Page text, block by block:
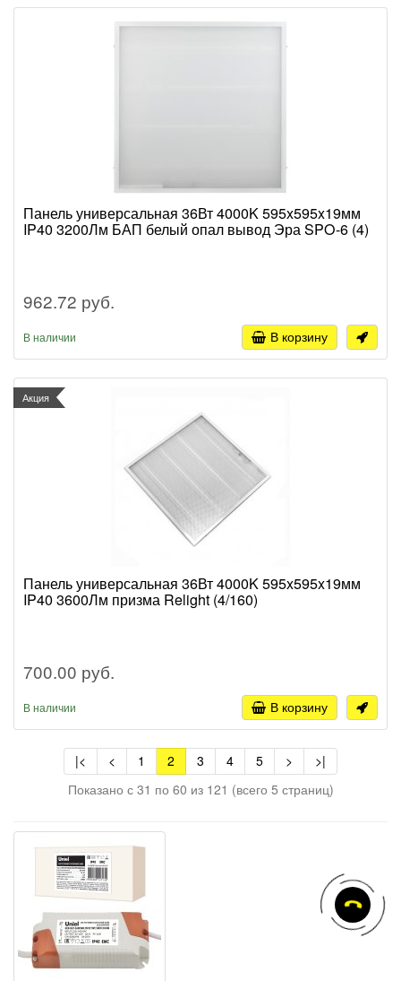
Панель универсальная 36Вт 4000K 595x595x19мм
IP40 3200Лм БАП белый опал вывод Эра SPO-6 (4)
962.72 руб.
В наличии В корзину
Акция
Панель универсальная 36Вт 4000K 595x595x19мм
IP40 3600Лм призма Relight (4/160)
700.00 руб.
В наличии В корзину
|< < 1 2 3 4 5 >
>|
Показано с 31 по 60 из 121 (всего 5 страниц)